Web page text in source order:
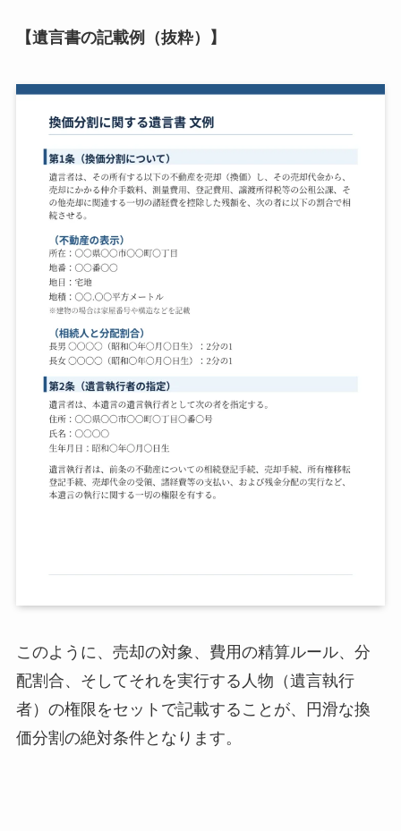
【遺言書の記載例（抜粋）】
このように、売却の対象、費用の精算ルール、分
配割合、そしてそれを実行する人物（遺言執行
者）の権限をセットで記載することが、円滑な換
価分割の絶対条件となります。